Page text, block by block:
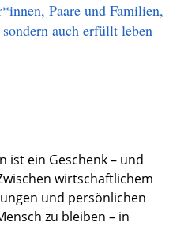
Paare und Familien,
auch erfüllt leben
ist ein Geschenk – und
wirtschaftlichem
und persönlichen
zu bleiben – in